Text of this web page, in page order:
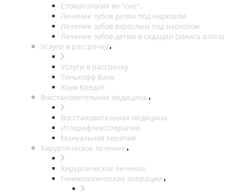
Стоматология во "сне".
Лечение зубов детям под наркозом
Лечение зубов взрослым под наркозом
Лечение зубов детям в седации (закись азота)
Услуги в рассрочку
Услуги в рассрочку
Тинькофф Банк
Хоум Кредит
Восстановительная медицина
Восстановительная медицина
Иглорефлексотерапия
Мануальная терапия
Хирургическое лечение
Хирургическое лечение
Гинекологические операции